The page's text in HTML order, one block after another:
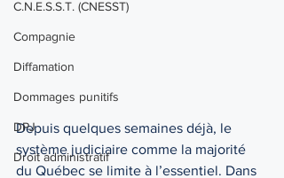
C.N.E.S.S.T. (CNESST)
Compagnie
Diffamation
Dommages punitifs
DPJ
Droit administratif
Depuis quelques semaines déjà, le
système judiciaire comme la majorité
du Québec se limite à l’essentiel. Dans